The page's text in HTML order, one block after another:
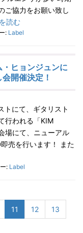
ご協力をお願い致し
読む
: Label
ヒョンジュンに
開催決定！
トにて、ギタリスト
行われる「KIM
場にて、ニューアル
売を行います！ また
: Label
11 12 13